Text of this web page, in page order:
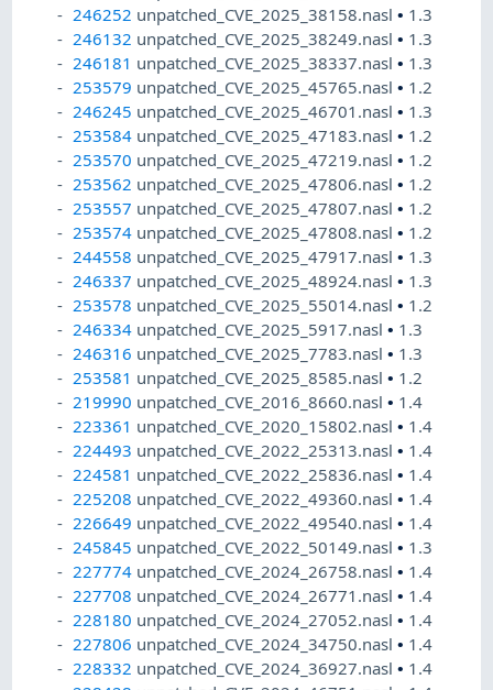
246252 unpatched_CVE_2025_38158.nasl• 1.3
246132 unpatched_CVE_2025_38249.nasl• 1.3
246181 unpatched_CVE_2025_38337.nasl• 1.3
253579 unpatched_CVE_2025_45765.nasl• 1.2
246245 unpatched_CVE_2025_46701.nasl• 1.3
253584 unpatched_CVE_2025_47183.nasl• 1.2
253570 unpatched_CVE_2025_47219.nasl• 1.2
253562 unpatched_CVE_2025_47806.nasl• 1.2
253557 unpatched_CVE_2025_47807.nasl• 1.2
253574 unpatched_CVE_2025_47808.nasl• 1.2
244558 unpatched_CVE_2025_47917.nasl• 1.3
246337 unpatched_CVE_2025_48924.nasl• 1.3
253578 unpatched_CVE_2025_55014.nasl• 1.2
246334 unpatched_CVE_2025_5917.nasl• 1.3
246316 unpatched_CVE_2025_7783.nasl• 1.3
253581 unpatched_CVE_2025_8585.nasl• 1.2
219990 unpatched_CVE_2016_8660.nasl• 1.4
223361 unpatched_CVE_2020_15802.nasl• 1.4
224493 unpatched_CVE_2022_25313.nasl• 1.4
224581 unpatched_CVE_2022_25836.nasl• 1.4
225208 unpatched_CVE_2022_49360.nasl• 1.4
226649 unpatched_CVE_2022_49540.nasl• 1.4
245845 unpatched_CVE_2022_50149.nasl• 1.3
227774 unpatched_CVE_2024_26758.nasl• 1.4
227708 unpatched_CVE_2024_26771.nasl• 1.4
228180 unpatched_CVE_2024_27052.nasl• 1.4
227806 unpatched_CVE_2024_34750.nasl• 1.4
228332 unpatched_CVE_2024_36927.nasl• 1.4